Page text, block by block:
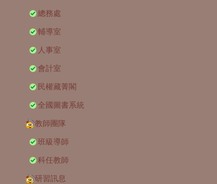
總務處
輔導室
人事室
會計室
民權藏菁閣
全國圖書系統
教師團隊
班級導師
科任教師
研習訊息